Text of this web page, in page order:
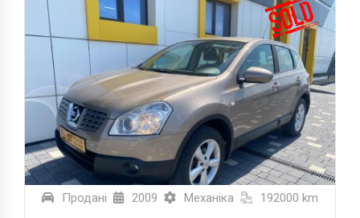
Продані 2009 Механіка 192000 km